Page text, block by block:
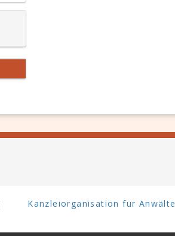
Kanzleiorganisation für Anwälte